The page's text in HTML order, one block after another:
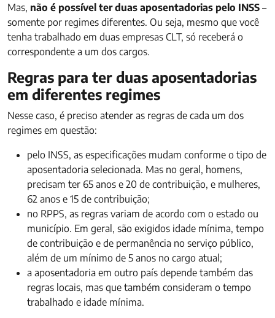
Mas, não é possível ter duas aposentadorias pelo INSS –
somente por regimes diferentes. Ou seja, mesmo que você
tenha trabalhado em duas empresas CLT, só receberá o
correspondente a um dos cargos.
Regras para ter duas aposentadorias
em diferentes regimes
Nesse caso, é preciso atender as regras de cada um dos
regimes em questão:
pelo INSS, as especificações mudam conforme o tipo de
aposentadoria selecionada. Mas no geral, homens,
precisam ter 65 anos e 20 de contribuição, e mulheres,
62 anos e 15 de contribuição;
no RPPS, as regras variam de acordo com o estado ou
município. Em geral, são exigidos idade mínima, tempo
de contribuição e de permanência no serviço público,
além de um mínimo de 5 anos no cargo atual;
a aposentadoria em outro país depende também das
regras locais, mas que também consideram o tempo
trabalhado e idade mínima.